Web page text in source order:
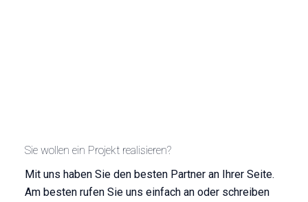
Sie wollen ein Projekt realisieren?
Mit uns haben Sie den besten Partner an Ihrer Seite.
Am besten rufen Sie uns einfach an oder schreiben